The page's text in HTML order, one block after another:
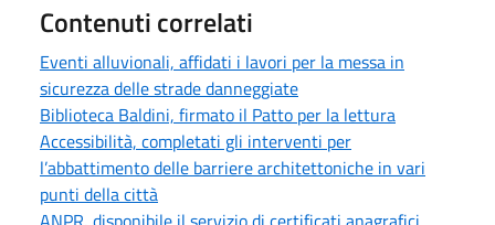
Contenuti correlati
Eventi alluvionali, affidati i lavori per la messa in
sicurezza delle strade danneggiate
Biblioteca Baldini, firmato il Patto per la lettura
Accessibilità, completati gli interventi per
l’abbattimento delle barriere architettoniche in vari
punti della città